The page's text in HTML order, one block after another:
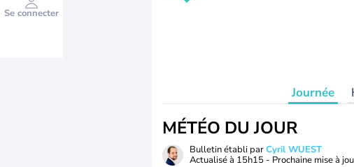
Se connecter
Journée
MÉTÉO DU JOUR
Bulletin établi parCyril WUEST
Actualisé à 15h15 - Prochaine mise à